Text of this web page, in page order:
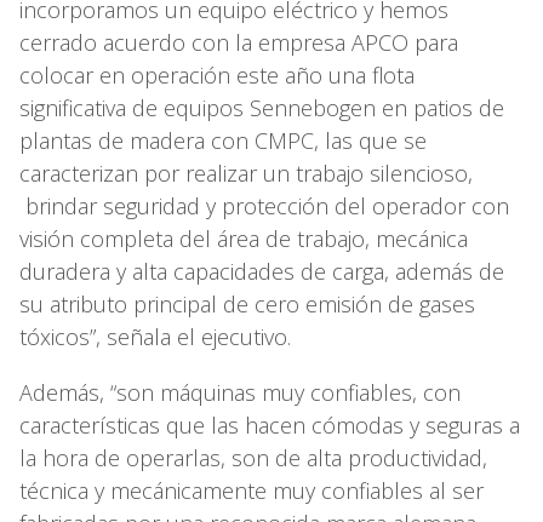
incorporamos un equipo eléctrico y hemos
cerrado acuerdo con la empresa APCO para
colocar en operación este año una flota
significativa de equipos Sennebogen en patios de
plantas de madera con CMPC, las que se
caracterizan por realizar un trabajo silencioso,
brindar seguridad y protección del operador con
visión completa del área de trabajo, mecánica
duradera y alta capacidades de carga, además de
su atributo principal de cero emisión de gases
tóxicos”, señala el ejecutivo.
Además, “son máquinas muy confiables, con
características que las hacen cómodas y seguras a
la hora de operarlas, son de alta productividad,
técnica y mecánicamente muy confiables al ser